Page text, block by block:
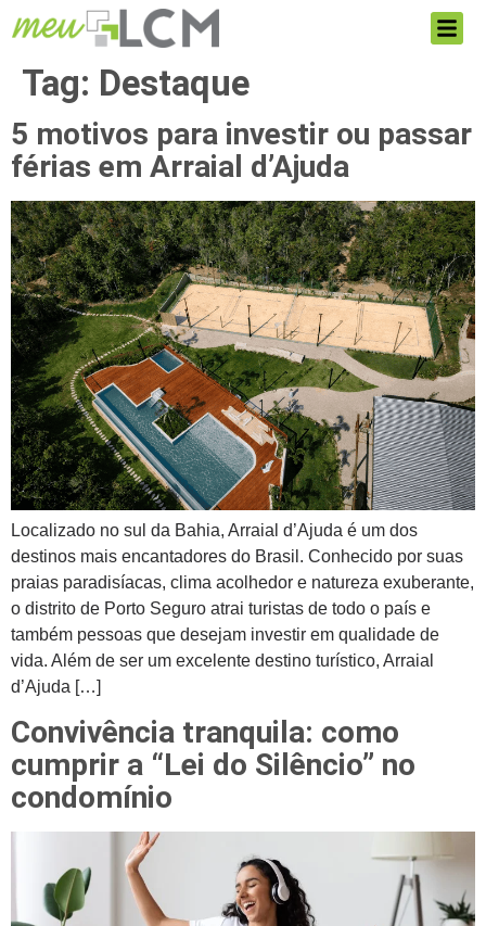
Tag: Destaque
5 motivos para investir ou passar
férias em Arraial d’Ajuda
Localizado no sul da Bahia, Arraial d’Ajuda é um dos
destinos mais encantadores do Brasil. Conhecido por suas
praias paradisíacas, clima acolhedor e natureza exuberante,
o distrito de Porto Seguro atrai turistas de todo o país e
também pessoas que desejam investir em qualidade de
vida. Além de ser um excelente destino turístico, Arraial
d’Ajuda […]
Convivência tranquila: como
cumprir a “Lei do Silêncio” no
condomínio